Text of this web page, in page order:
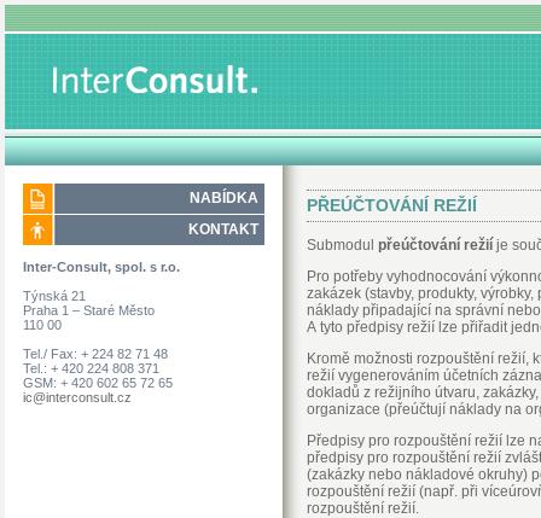
NABÍDKA
KONTAKT
Inter-Consult, spol. s r.o.
Týnská 21
Praha 1 – Staré Město
110 00
Tel./ Fax: + 224 82 71 48
Tel.: + 420 224 808 371
GSM: + 420 602 65 72 65
ic@interconsult.cz
PŘEÚČTOVÁNÍ REŽIÍ
Submodul přeúčtování režií je
Pro potřeby vyhodnocování
zakázek (stavby, produkty,
náklady připadající na správní
A tyto předpisy režií lze přiřadit
Kromě možnosti rozpouštění režií,
režií vygenerováním účetních
dokladů z režijního útvaru,
organizace (přeúčtují náklady na
Předpisy pro rozpouštění režií lze
předpisy pro rozpouštění režií
(zakázky nebo nákladové okruhy)
rozpouštění režií (např. při
rozpouštění režií.